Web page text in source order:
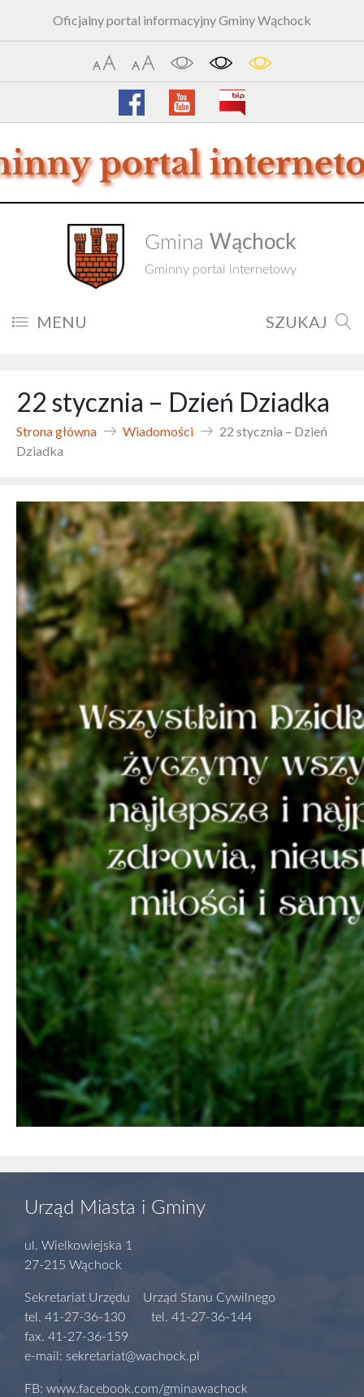
Oficjalny portal informacyjny Gminy Wąchock
Gmina Wąchock
Gminny portal internetowy
MENU SZUKAJ
22 stycznia – Dzień Dziadka
Strona główna Wiadomości
22 stycznia – Dzień
Dziadka
Urząd Miasta i Gminy
ul. Wielkowiejska 1
27-215 Wąchock
Sekretariat Urzędu Urząd Stanu Cywilnego
tel. 41-27-36-130 tel. 41-27-36-144
fax. 41-27-36-159
e-mail: sekretariat@wachock.pl
FB: www.facebook.com/gminawachock